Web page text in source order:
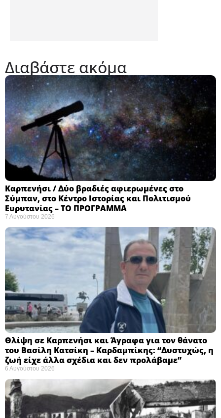
Διαβάστε ακόμα
Καρπενήσι / Δύο βραδιές αφιερωμένες στο
Σύμπαν, στο Κέντρο Ιστορίας και Πολιτισμού
Ευρυτανίας – ΤΟ ΠΡΟΓΡΑΜΜΑ
7 Αυγούστου 2026
Θλίψη σε Καρπενήσι και Άγραφα για τον θάνατο
του Βασίλη Κατσίκη – Καρδαμπίκης: “Δυστυχώς, η
ζωή είχε άλλα σχέδια και δεν προλάβαμε”
6 Αυγούστου 2026